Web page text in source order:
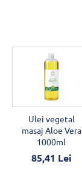
Ulei vegetal
masaj Aloe Vera
1000ml
85,41 Lei